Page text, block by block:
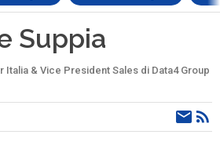
Suppia
Italia & Vice President Sales di Data4 Group